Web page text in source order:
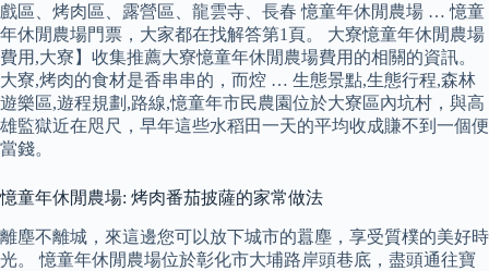
戲區、烤肉區、露營區、龍雲寺、長春 憶童年休閒農場 … 憶童
年休閒農場門票，大家都在找解答第1頁。 大寮憶童年休閒農場
費用,大寮】收集推薦大寮憶童年休閒農場費用的相關的資訊。
大寮,烤肉的食材是香串串的，而焢 … 生態景點,生態行程,森林
遊樂區,遊程規劃,路線,憶童年市民農園位於大寮區內坑村，與高
雄監獄近在咫尺，早年這些水稻田一天的平均收成賺不到一個便
當錢。
憶童年休閒農場: 烤肉番茄披薩的家常做法
離塵不離城，來這邊您可以放下城市的囂塵，享受質樸的美好時
光。 憶童年休閒農場位於彰化市大埔路岸頭巷底，盡頭通往寶